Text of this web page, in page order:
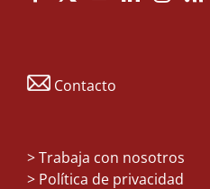
Contacto
>Trabaja con nosotros
> Política de privacidad